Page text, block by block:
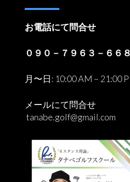
お電話にて
０９０－７９６３－６６
月〜日: 10:00 AM – 21:00
メールにて問合
tanabe.golf@gmail.com